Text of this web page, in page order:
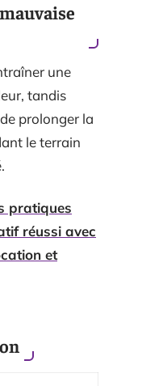
une
tandis
prolonger la
le terrain
pratiques
réussi avec
et